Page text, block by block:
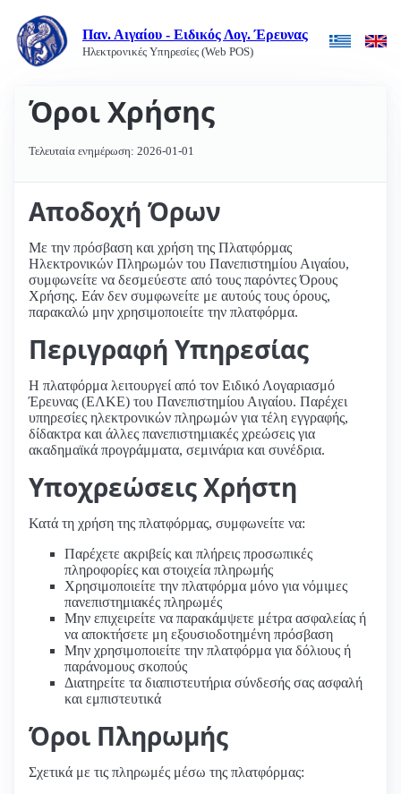
Παν. Αιγαίου - Ειδικός Λογ. Έρευνας
Ηλεκτρονικές Υπηρεσίες (Web POS)
Όροι Χρήσης
Τελευταία ενημέρωση: 2026-01-01
Αποδοχή Όρων
Με την πρόσβαση και χρήση της Πλατφόρμας
Ηλεκτρονικών Πληρωμών του Πανεπιστημίου Αιγαίου,
συμφωνείτε να δεσμεύεστε από τους παρόντες Όρους
Χρήσης. Εάν δεν συμφωνείτε με αυτούς τους όρους,
παρακαλώ μην χρησιμοποιείτε την πλατφόρμα.
Περιγραφή Υπηρεσίας
Η πλατφόρμα λειτουργεί από τον Ειδικό Λογαριασμό
Έρευνας (ΕΛΚΕ) του Πανεπιστημίου Αιγαίου. Παρέχει
υπηρεσίες ηλεκτρονικών πληρωμών για τέλη εγγραφής,
δίδακτρα και άλλες πανεπιστημιακές χρεώσεις για
ακαδημαϊκά προγράμματα, σεμινάρια και συνέδρια.
Υποχρεώσεις Χρήστη
Κατά τη χρήση της πλατφόρμας, συμφωνείτε να:
Παρέχετε ακριβείς και πλήρεις προσωπικές
πληροφορίες και στοιχεία πληρωμής
Χρησιμοποιείτε την πλατφόρμα μόνο για νόμιμες
πανεπιστημιακές πληρωμές
Μην επιχειρείτε να παρακάμψετε μέτρα ασφαλείας ή
να αποκτήσετε μη εξουσιοδοτημένη πρόσβαση
Μην χρησιμοποιείτε την πλατφόρμα για δόλιους ή
παράνομους σκοπούς
Διατηρείτε τα διαπιστευτήρια σύνδεσής σας ασφαλή
και εμπιστευτικά
Όροι Πληρωμής
Σχετικά με τις πληρωμές μέσω της πλατφόρμας: